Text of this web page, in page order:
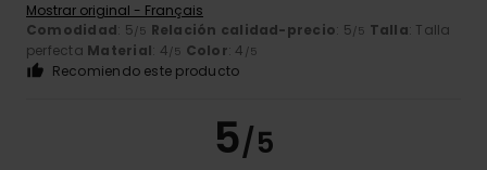
Mostrar original - Français
Comodidad: 5/5 Relación calidad-precio: 5/5 Talla: Talla
perfecta Material: 4/5 Color: 4 /5
Recomiendo este producto
5/5